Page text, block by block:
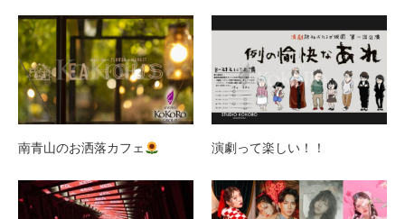
南青山のお洒落カフェ 演劇って楽しい！！